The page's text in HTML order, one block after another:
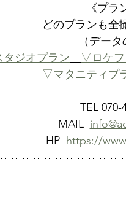
《プラ
どのプランも全
（データ
ジオプラン
▽ロケフ
▽マタニティプ
TEL 070-
MAIL
HP https://